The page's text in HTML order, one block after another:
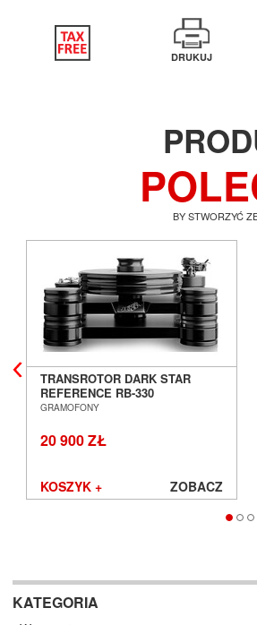
DRUKUJ
BY STWORZYĆ
TRANSROTOR DARK STAR
REFERENCE RB-330
GRAMOFON ANALOGOWY
GRAMOFONY
20 900 ZŁ
KOSZYK + ZOBACZ
KATEGORIA